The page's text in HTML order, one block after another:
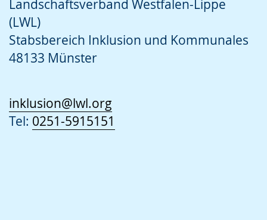
Landschaftsverband Westfalen-Lippe
(LWL)
Stabsbereich Inklusion und Kommunales
48133 Münster
inklusion@lwl.org
Tel: 0251-5915151